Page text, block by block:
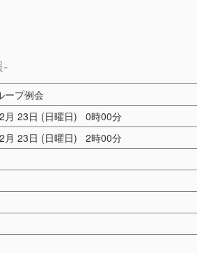
-
ープ例会
月 23日 (日曜日) 0時00分
月 23日 (日曜日) 2時00分